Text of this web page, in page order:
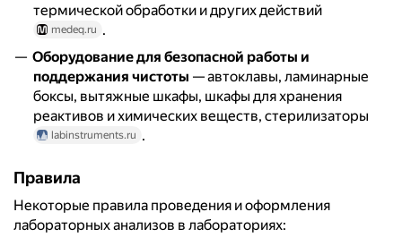
термической обработки и других действий
medeq.ru .
Оборудование для безопасной работы и
поддержания чистоты — автоклавы, ламинарные
боксы, вытяжные шкафы, шкафы для хранения
реактивов и химических веществ, стерилизаторы
labinstruments.ru .
Правила
Некоторые правила проведения и оформления
лабораторных анализов в лабораториях: